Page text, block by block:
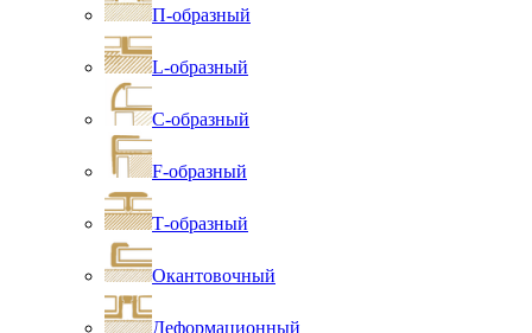
П-образный
L-образный
С-образный
F-образный
Т-образный
Окантовочный
Деформационный